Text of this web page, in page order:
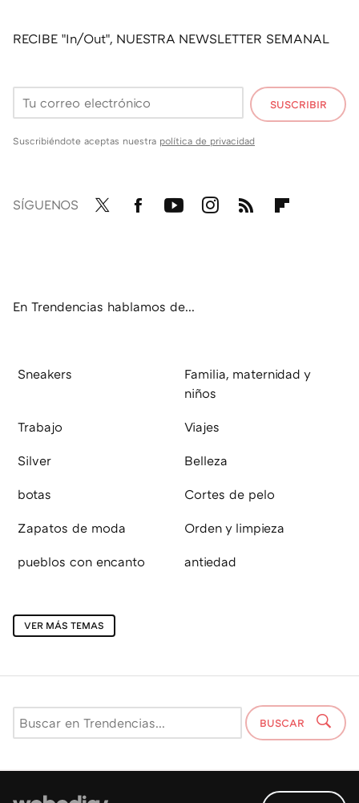
RECIBE "In/Out", NUESTRA NEWSLETTER SEMANAL
SUSCRIBIR
Suscribiéndote aceptas nuestra política de privacidad
SÍGUENOS
En Trendencias hablamos de...
Sneakers
Familia, maternidad y
niños
Trabajo Viajes
Silver Belleza
botas Cortes de pelo
Zapatos de moda Orden y limpieza
pueblos con encanto antiedad
VER MÁS TEMAS
BUSCAR